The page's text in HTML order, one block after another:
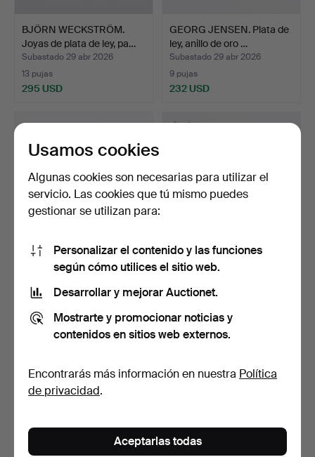
BJÖRN WECKSTRÖM.
Joyas de plata de ley, pa…
Subastado 29 abr 2026
13 pujas
295 USD
GEORG JENSEN. Plata de
ley, anillo de oro …
Subastado 29 abr 2026
9 pujas
232 USD
CUENCO DE PLATA (830)
p…
Subastado 29 abr 2026
11 pujas
186 USD
GEORG JENSEN.
(1887-1969…
Subastado 29 abr 2026
568 USD
Usamos cookies
Algunas cookies son necesarias para utilizar el
servicio. Las cookies que tú mismo puedes
gestionar se utilizan para:
Personalizar el contenido y las funciones
según cómo utilices el sitio web.
Desarrollar y mejorar Auctionet.
Mostrarte y promocionar noticias y
contenidos en sitios web externos.
Encontrarás más información en nuestra Política
de privacidad.
Aceptarlas todas